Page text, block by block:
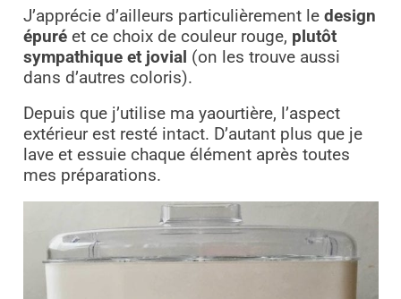
J’apprécie d’ailleurs particulièrement le design
épuréet ce choix de couleur rouge, plutôt
sympathique et jovial (on les trouve aussi
dans d’autres coloris).
Depuis que j’utilise ma yaourtière, l’aspect
extérieur est resté intact. D’autant plus que je
lave et essuie chaque élément après toutes
mes préparations.